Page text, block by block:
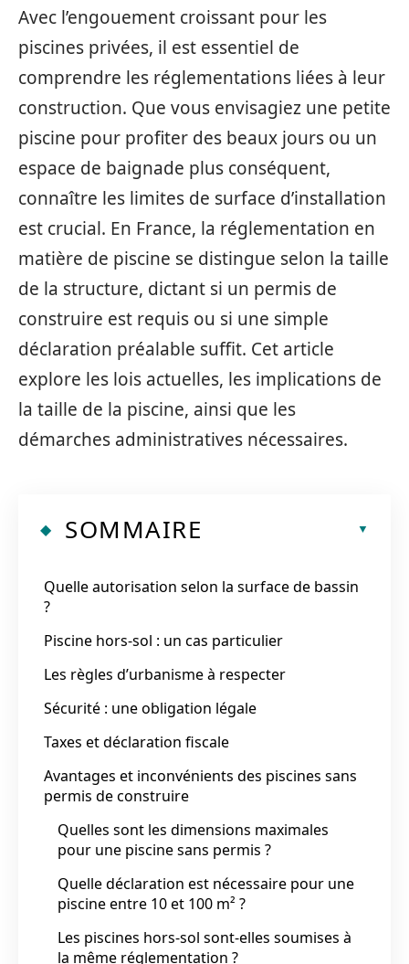
Avec l’engouement croissant pour les
piscines privées, il est essentiel de
comprendre les réglementations liées à leur
construction. Que vous envisagiez une petite
piscine pour profiter des beaux jours ou un
espace de baignade plus conséquent,
connaître les limites de surface d’installation
est crucial. En France, la réglementation en
matière de piscine se distingue selon la taille
de la structure, dictant si un permis de
construire est requis ou si une simple
déclaration préalable suffit. Cet article
explore les lois actuelles, les implications de
la taille de la piscine, ainsi que les
démarches administratives nécessaires.
SOMMAIRE
Quelle autorisation selon la surface de bassin
?
Piscine hors-sol : un cas particulier
Les règles d’urbanisme à respecter
Sécurité : une obligation légale
Taxes et déclaration fiscale
Avantages et inconvénients des piscines sans
permis de construire
Quelles sont les dimensions maximales
pour une piscine sans permis ?
Quelle déclaration est nécessaire pour une
piscine entre 10 et 100 m² ?
Les piscines hors-sol sont-elles soumises à
la même réglementation ?